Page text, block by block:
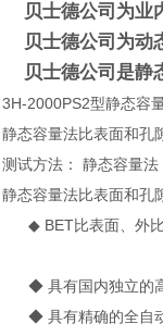
贝士德公司为业
贝士德公司为动
贝士德公司是静
3H-2000PS2型静态容
静态容量法比表面和孔
测试方法： 静态容量法
静态容量法比表面和孔
◆ BET比表面、外比
◆ 具有国内独立的高
◆ 具有精确的全自动